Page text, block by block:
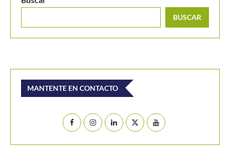
Alexandrova le toma la medida a Sabalenka y la deja
fuera del WTA de Toronto
Masters 1000 Montreal 2026: programación del
domingo 9 de agosto